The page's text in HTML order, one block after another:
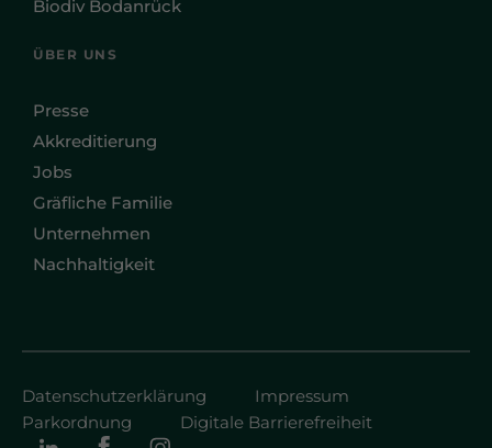
Biodiv Bodanrück
ÜBER UNS
Presse
Akkreditierung
Jobs
Gräfliche Familie
Unternehmen
Nachhaltigkeit
Datenschutzerklärung
Impressum
Parkordnung
Digitale Barrierefreiheit